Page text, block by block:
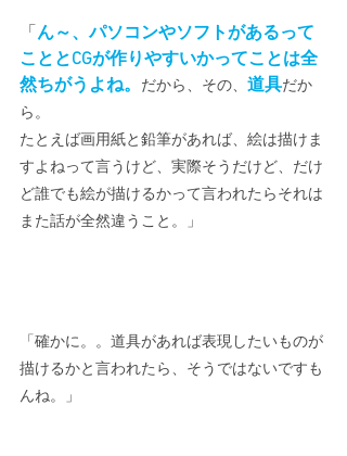
「 ん～、パソコンやソフトがあるって
こととCGが作りやすいかってことは全
然ちがうよね。
だから、その、 道具だか
ら。
たとえば画用紙と鉛筆があれば、絵は描けま
すよねって言うけど、実際そうだけど、だけ
ど誰でも絵が描けるかって言われたらそれは
また話が全然違うこと。」
「確かに。。道具があれば表現したいものが
描けるかと言われたら、そうではないですも
んね。」